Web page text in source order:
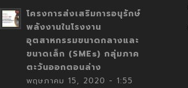
โครงการส่งเสริมการอนุรักษ์
พลังงานในโรงงาน
อุตสาหกรรมขนาดกลางและ
ขนาดเล็ก (SMEs) กลุ่มภาค
ตะวันออกตอนล่าง
พฤษภาคม 15, 2020 - 1:55